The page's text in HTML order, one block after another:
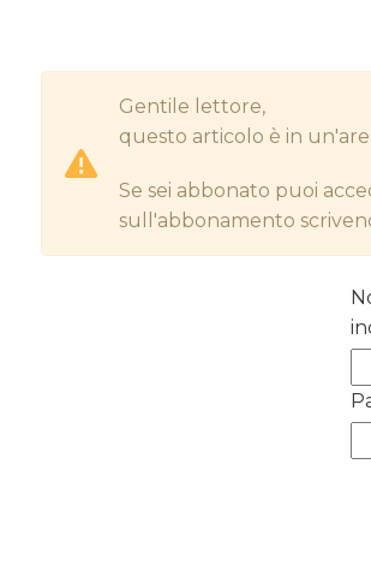
Gentile lettore,
questo articolo è in
Se sei abbonato puoi
sull'abbonamento